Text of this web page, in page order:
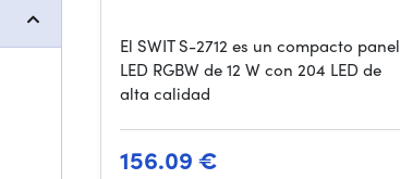
El SWIT S-2712 es un compacto panel
LED RGBW de 12 W con 204 LED de
alta calidad
156.09 €